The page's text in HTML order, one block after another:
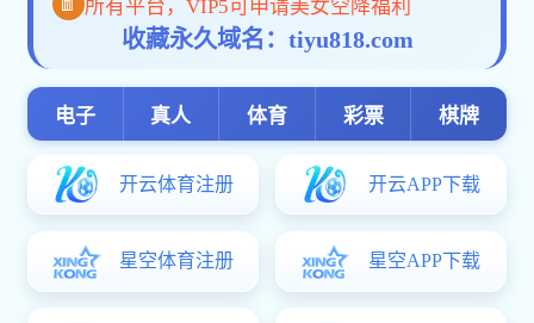
教学运行
倾听学子心声 优化
凝心聚力抓教学 精细
新课预告-199管理类
关于开展2024-2025
研究生辅考彩库宝典